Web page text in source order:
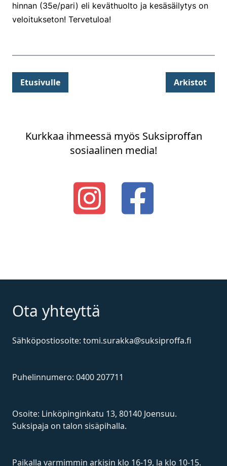
hinnan (35e/pari) eli keväthuolto ja kesäsäilytys on
veloitukseton! Tervetuloa!
Etusivulle Arkistot
Kurkkaa ihmeessä myös Suksiproffan
sosiaalinen media!
Ota yhteyttä
Sähköpostiosoite: tomi.surakka@suksiproffa.fi
Puhelinnumero: 0400 207711
Osoite: Linköpinginkatu 13, 80140 Joensuu.
Suksipaja on talon sisäpihalla.
Paikalla varmimmin arkisin klo 16-19, la klo 10-15.